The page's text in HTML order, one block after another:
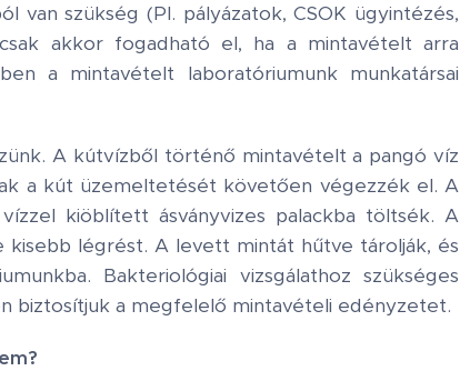
van szükség (Pl. pályázatok, CSOK ügyintézés,
akkor fogadható el, ha a mintavételt arra
a mintavételt laboratóriumunk munkatársai
A kútvízből történő mintavételt a pangó víz
a kút üzemeltetését követően végezzék el. A
kiöblített ásványvizes palackba töltsék. A
légrést. A levett mintát hűtve tárolják, és
Bakteriológiai vizsgálathoz szükséges
a megfelelő mintavételi edényzetet.